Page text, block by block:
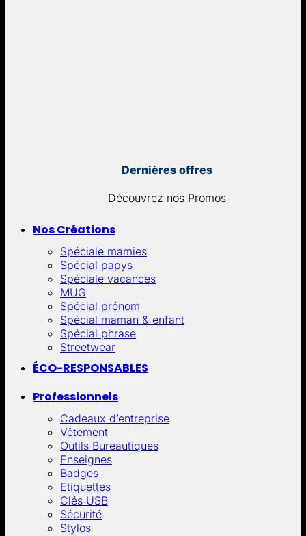
Dernières offres
Découvrez nos Promos
Nos Créations
Spéciale mamies
Spécial papys
Spéciale vacances
MUG
Spécial prénom
Spécial maman & enfant
Spécial phrase
Streetwear
ÉCO-RESPONSABLES
Professionnels
Cadeaux d’entreprise
Vêtement
Outils Bureautiques
Enseignes
Badges
Etiquettes
Clés USB
Sécurité
Stylos